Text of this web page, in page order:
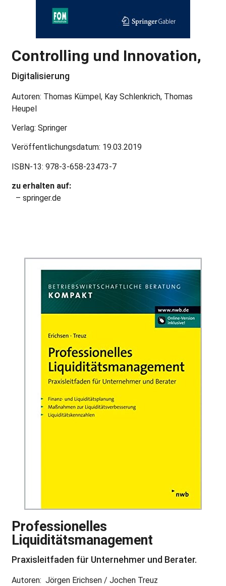
Controlling und Innovation,
Digitalisierung
Autoren: Thomas Kümpel, Kay Schlenkrich, Thomas
Heupel
Verlag: Springer
Veröffentlichungsdatum: 19.03.2019
ISBN-13: 978-3-658-23473-7
zu erhalten auf:
– springer.de
Professionelles
Liquiditätsmanagement
Praxisleitfaden für Unternehmer und Berater.
Autoren: Jörgen Erichsen / Jochen Treuz